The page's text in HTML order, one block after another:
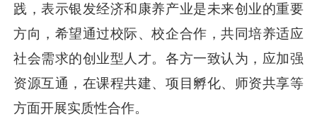
践，表示银发经济和康养产业是未来创业的重要
方向，希望通过校际、校企合作，共同培养适应
社会需求的创业型人才。各方一致认为，应加强
资源互通，在课程共建、项目孵化、师资共享等
方面开展实质性合作。